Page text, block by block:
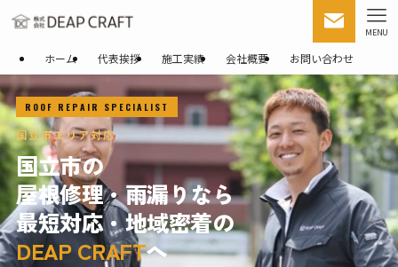
MENU
ホーム 代表挨拶 施工実績 会社概要 お問い合わせ
ROOF REPAIR SPECIALIST
国立市エリア対応
国立市の
屋根修理・雨漏りなら
最短対応・地域密着の
DEAP CRAFTへ